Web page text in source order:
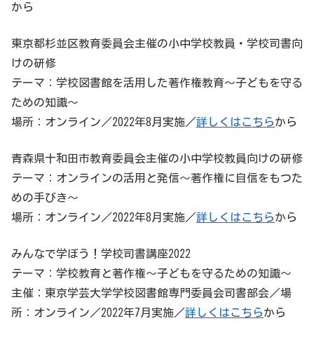
から
東京都杉並区教育委員会主催の小中学校教員・学校司書向
けの研修
テーマ：学校図書館を活用した著作権教育～子どもを守る
ための知識～
場所：オンライン／2022年8月実施／詳しくはこちらから
青森県十和田市教育委員会主催の小中学校教員向けの研修
テーマ：オンラインの活用と発信～著作権に自信をもつた
めの手びき～
場所：オンライン／2022年8月実施／詳しくはこちらから
みんなで学ぼう！学校司書講座2022
テーマ：学校教育と著作権～子どもを守るための知識～
主催：東京学芸大学学校図書館専門委員会司書部会／場
所：オンライン／2022年7月実施／詳しくはこちらから